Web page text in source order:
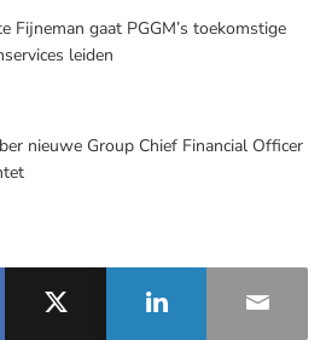
Fijneman gaat PGGM’s toekomstige
leiden
nieuwe Group Chief Financial Officer